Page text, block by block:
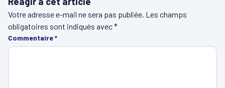
Votre adresse e-mail ne sera pas publiée. Les champs
obligatoires sont indiqués avec*
Commentaire*